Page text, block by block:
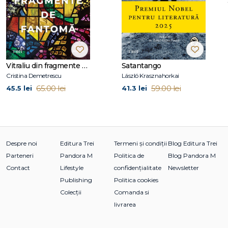
piaţă şi de o presă foarte bună. Această serie este în curs de
publicare în peste 30 de ţări. De aceeaşi autoare, la Editura
TREI au mai apărut:Prinţesa gheţurilor,Predicatorul,Piază
reaşiCioplitorul în piatră
Vitraliu din fragmente de fantomă
Cristina Demetrescu
45.5 lei 65.00 lei
Satantango
László Krasznahorkai
41.3 lei 59.00 lei
Despre noi
Parteneri
Contact
Editura Trei
Pandora M
Lifestyle
Publishing
Colecții
Termeni și condiții
Politica de
confidențialitate
Politica cookies
Comanda si
livrarea
Blog Editura Trei
Blog Pandora M
Newsletter